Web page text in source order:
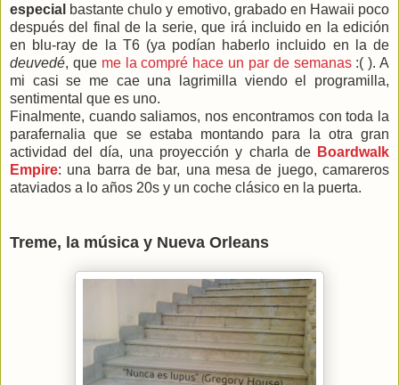
especial bastante chulo y emotivo, grabado en Hawaii poco
después del final de la serie, que irá incluido en la edición
en blu-ray de la T6 (ya podían haberlo incluido en la de
deuvedé, que me la compré hace un par de semanas:( ). A
mi casi se me cae una lagrimilla viendo el programilla,
sentimental que es uno.
Finalmente, cuando saliamos, nos encontramos con toda la
parafernalia que se estaba montando para la otra gran
actividad del día, una proyección y charla de Boardwalk
Empire: una barra de bar, una mesa de juego, camareros
ataviados a lo años 20s y un coche clásico en la puerta.
Treme, la música y Nueva Orleans